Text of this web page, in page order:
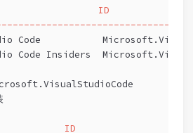
ID
Code
Code Insiders
ID